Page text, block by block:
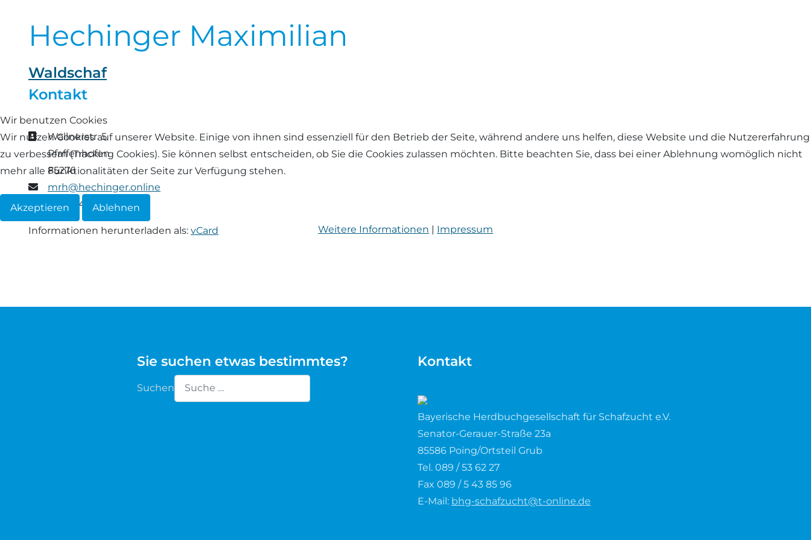
Hechinger Maximilian
Waldschaf
Kontakt
Adresse
Wallnerstr. 5
Pfaffenhofen
85276
E-Mail
mrh@hechinger.online
Mobil0151 12456098
Informationen herunterladen als: vCard
Sie suchen etwas bestimmtes?
Suchen
Kontakt
Bayerische Herdbuchgesellschaft für Schafzucht e.V.
Senator-Gerauer-Straße 23a
85586 Poing/Ortsteil Grub
Tel. 089 / 53 62 27
Fax 089 / 5 43 85 96
E-Mail: bhg-schafzucht@t-online.de
Wir benutzen Cookies
Wir nutzen Cookies auf unserer Website. Einige von ihnen sind essenziell für den Betrieb der Seite, während andere uns helfen, diese Website und die Nutzererfahrung
zu verbessern (Tracking Cookies). Sie können selbst entscheiden, ob Sie die Cookies zulassen möchten. Bitte beachten Sie, dass bei einer Ablehnung womöglich nicht
mehr alle Funktionalitäten der Seite zur Verfügung stehen.
Akzeptieren
Ablehnen
Weitere Informationen | Impressum
Formulare/Download
Preisrichter in Bayern
Futtrationsrechner
Neueinsteiger
Fachberater in Bayern
Lineare Beurteilung Zahnstellung
Walliser Schwarznasenschaf
Zwartbles
Rhönschaf
Rouge de Roussillon
Scottish Blackface
Shetland
South Down
Weiße hornlose Heidschnucke